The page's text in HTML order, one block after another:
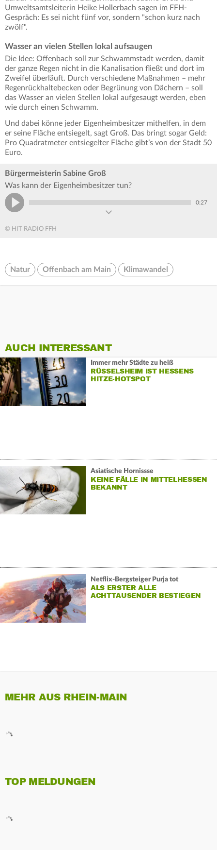
Umweltsamtsleiterin Heike Hollerbach sagen im FFH-
Gespräch: Es sei nicht fünf vor, sondern "schon kurz nach
zwölf".
Wasser an vielen Stellen lokal aufsaugen
Die Idee: Offenbach soll zur Schwammstadt werden, damit
der ganze Regen nicht in die Kanalisation fließt und dort im
Zweifel überläuft. Durch verschiedene Maßnahmen – mehr
Regenrückhaltebecken oder Begrünung von Dächern – soll
das Wasser an vielen Stellen lokal aufgesaugt werden, eben
wie durch einen Schwamm.
Und dabei könne jeder Eigenheimbesitzer mithelfen, in dem
er seine Fläche entsiegelt, sagt Groß. Das bringt sogar Geld:
Pro Quadratmeter entsiegelter Fläche gibt’s von der Stadt 50
Euro.
Bürgermeisterin Sabine Groß
Was kann der Eigenheimbesitzer tun?
0:27
© HIT RADIO FFH
Natur Offenbach am Main Klimawandel
AUCH INTERESSANT
Immer mehr Städte zu heiß
RÜSSELSHEIM IST HESSENS
HITZE-HOTSPOT
Asiatische Hornissse
KEINE FÄLLE IN MITTELHESSEN
BEKANNT
Netflix-Bergsteiger Purja tot
ALS ERSTER ALLE
ACHTTAUSENDER BESTIEGEN
MEHR AUS RHEIN-MAIN
TOP MELDUNGEN